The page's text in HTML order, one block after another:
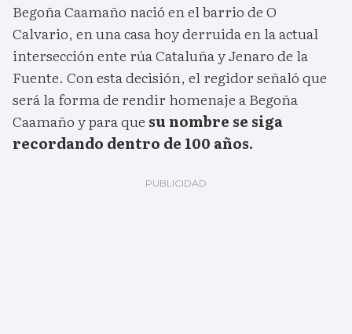
Begoña Caamaño nació en el barrio de O
Calvario, en una casa hoy derruida en la actual
intersección ente rúa Cataluña y Jenaro de la
Fuente. Con esta decisión, el regidor señaló que
será la forma de rendir homenaje a Begoña
Caamaño y para que su nombre se siga
recordando dentro de 100 años.